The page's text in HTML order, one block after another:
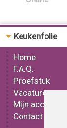
Keukenfolie
Home
F.A.Q.
Proefstuk
Vacatures
Mijn account
Contact